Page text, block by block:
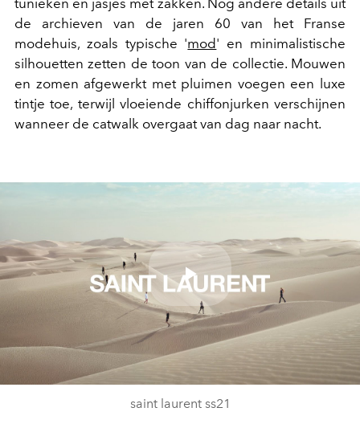
tunieken en jasjes met zakken. Nog andere details uit
de archieven van de jaren 60 van het Franse
modehuis, zoals typische 'mod' en minimalistische
silhouetten zetten de toon van de collectie. Mouwen
en zomen afgewerkt met pluimen voegen een luxe
tintje toe, terwijl vloeiende chiffonjurken verschijnen
wanneer de catwalk overgaat van dag naar nacht.
Play
Video
saint laurent ss21